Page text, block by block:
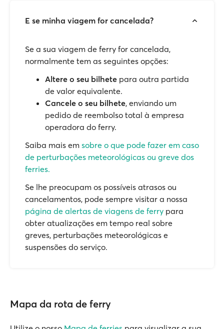
E se minha viagem for cancelada?
Se a sua viagem de ferry for cancelada,
normalmente tem as seguintes opções:
Altere o seu bilhete para outra partida
de valor equivalente.
Cancele o seu bilhete, enviando um
pedido de reembolso total à empresa
operadora do ferry.
Saiba mais em sobre o que pode fazer em caso
de perturbações meteorológicas ou greve dos
ferries.
Se lhe preocupam os possíveis atrasos ou
cancelamentos, pode sempre visitar a nossa
página de alertas de viagens de ferry para
obter atualizações em tempo real sobre
greves, perturbações meteorológicas e
suspensões do serviço.
Mapa da rota de ferry